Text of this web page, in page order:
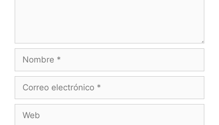
Nombre
Correo
Web